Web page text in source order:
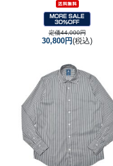
定価44,000円
30,800円(税込)